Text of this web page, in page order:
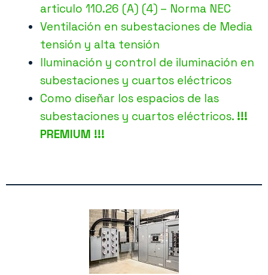
articulo 110.26 (A) (4) – Norma NEC
Ventilación en subestaciones de Media
tensión y alta tensión
Iluminación y control de iluminación en
subestaciones y cuartos eléctricos
Como diseñar los espacios de las
subestaciones y cuartos eléctricos. !!!
PREMIUM !!!